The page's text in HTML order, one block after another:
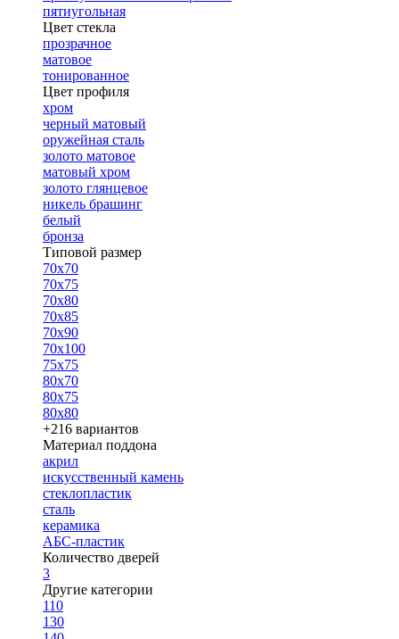
пятиугольная
Цвет стекла
прозрачное
матовое
тонированное
Цвет профиля
хром
черный матовый
оружейная сталь
золото матовое
матовый хром
золото глянцевое
никель брашинг
белый
бронза
Типовой размер
70х70
70х75
70х80
70х85
70х90
70х100
75х75
80х70
80х75
80х80
+216 вариантов
Материал поддона
акрил
искусственный камень
стеклопластик
сталь
керамика
АБС-пластик
Количество дверей
3
Другие категории
110
130